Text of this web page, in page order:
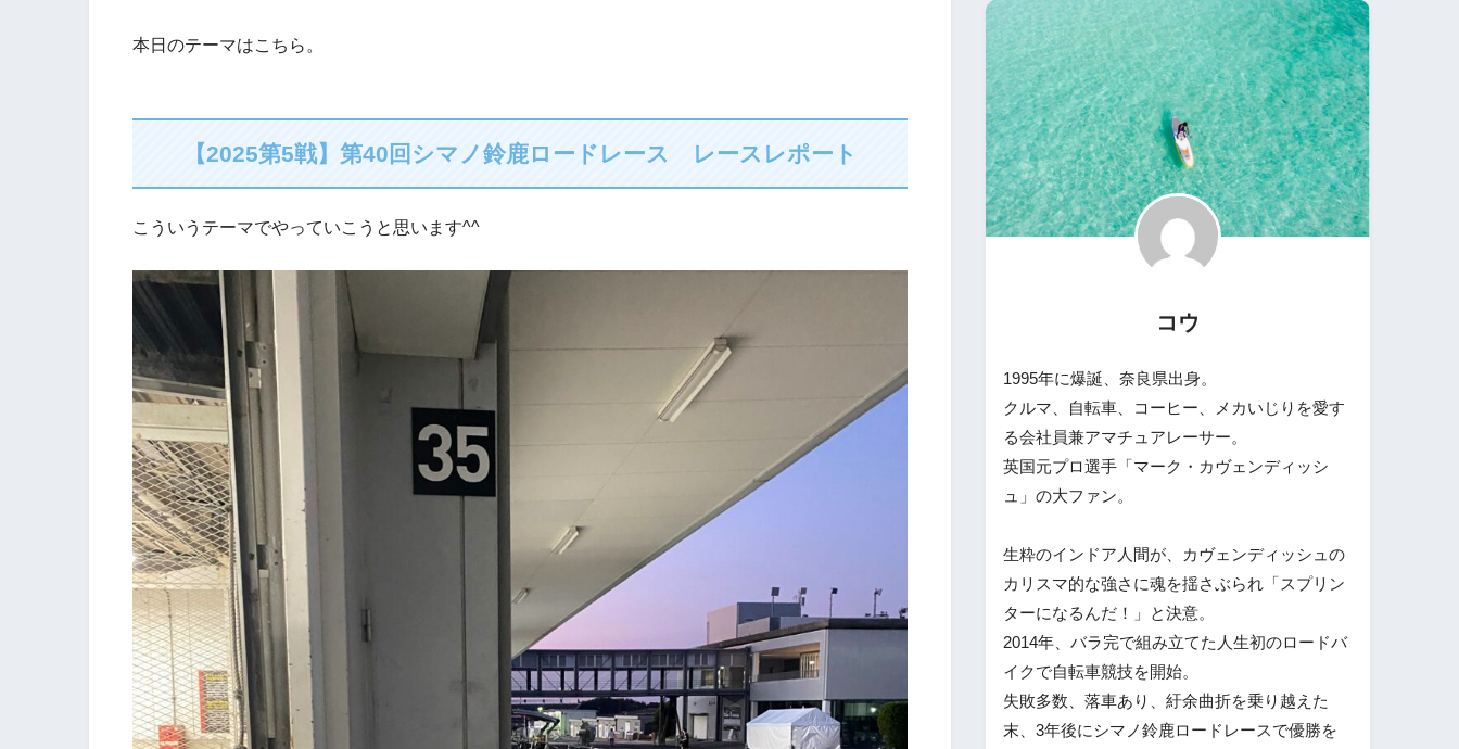
本日のテーマはこちら。
【2025第5戦】第40回シマノ鈴鹿ロードレース レースレポート
こういうテーマでやっていこうと思います^^
コウ
1995年に爆誕、奈良県出身。
クルマ、自転車、コーヒー、メカいじりを愛す
る会社員兼アマチュアレーサー。
英国元プロ選手「マーク・カヴェンディッシ
ュ」の大ファン。
生粋のインドア人間が、カヴェンディッシュの
カリスマ的な強さに魂を揺さぶられ「スプリン
ターになるんだ！」と決意。
2014年、バラ完で組み立てた人生初のロードバ
イクで自転車競技を開始。
失敗多数、落車あり、紆余曲折を乗り越えた
末、3年後にシマノ鈴鹿ロードレースで優勝を